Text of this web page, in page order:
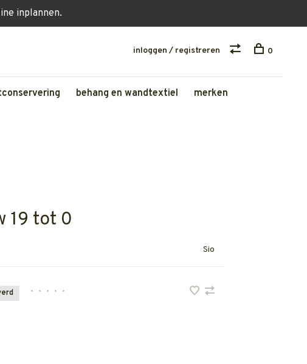
inplannen.
behang en wandtextiel merken
inloggen / registreren 0
19 tot 0
Sio
• • • • •